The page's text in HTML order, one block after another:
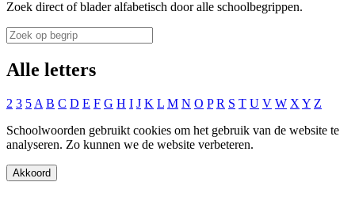
Zoek direct of blader alfabetisch door alle schoolbegrippen.
Alle letters
2 3 5 A B C D E F G H I J K L M N O P R S T U V W X Y Z
Schoolwoorden gebruikt cookies om het gebruik van de website te
analyseren. Zo kunnen we de website verbeteren.
Akkoord